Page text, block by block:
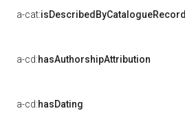
a-cat:isDescribedByCatalogueRecord
a-cd:hasAuthorshipAttribution
a-cd:hasDating